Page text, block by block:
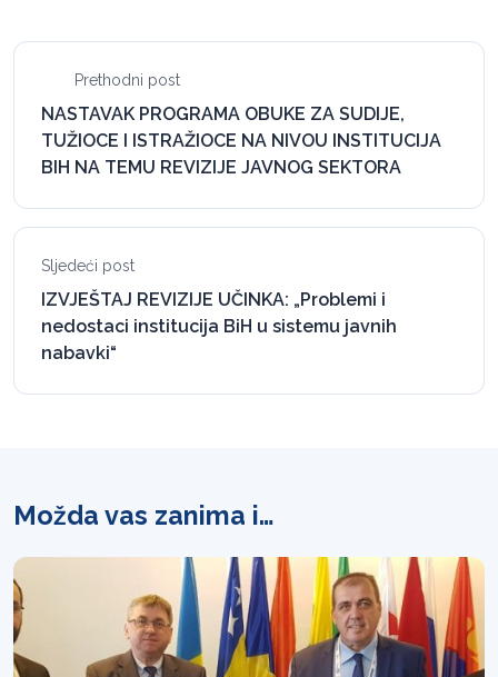
Prethodni post
NASTAVAK PROGRAMA OBUKE ZA SUDIJE,
TUŽIOCE I ISTRAŽIOCE NA NIVOU INSTITUCIJA
BIH NA TEMU REVIZIJE JAVNOG SEKTORA
Sljedeći post
IZVJEŠTAJ REVIZIJE UČINKA: „Problemi i
nedostaci institucija BiH u sistemu javnih
nabavki“
Možda vas zanima i…